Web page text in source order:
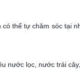
thể tự chăm sóc tại
nước lọc, nước trái